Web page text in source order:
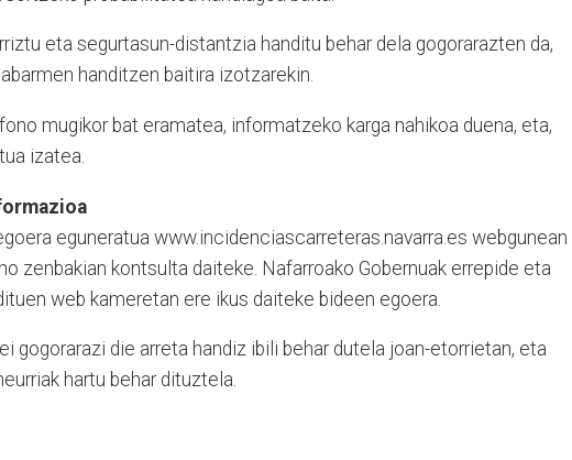
eta segurtasun-distantzia handitu behar dela gogorarazten da,
handitzen baitira izotzarekin.
mugikor bat eramatea, informatzeko karga nahikoa duena, eta,
izatea.
eguneratua www.incidenciascarreteras.navarra.es webgunean
zenbakian kontsulta daiteke. Nafarroako Gobernuak errepide eta
web kameretan ere ikus daiteke bideen egoera.
gogorarazi die arreta handiz ibili behar dutela joan-etorrietan, eta
hartu behar dituztela.